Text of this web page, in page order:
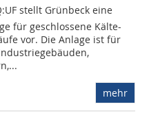
stellt Grünbeck eine
für geschlossene Kälte-
vor. Die Anlage ist für
mehr